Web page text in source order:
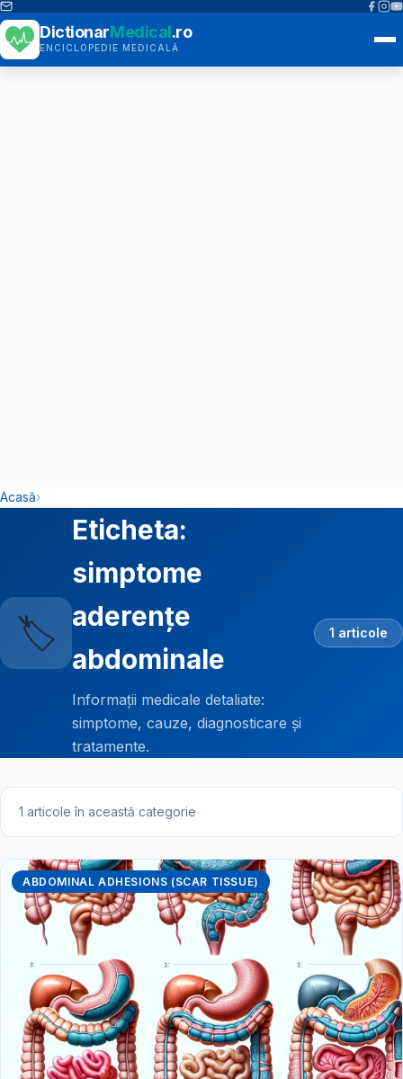
DictionarMedical.ro
ENCICLOPEDIE MEDICALĂ
Acasă›
🏷️
Eticheta:
simptome
aderențe
abdominale
Informații medicale detaliate:
simptome, cauze, diagnosticare și
tratamente.
1 articole
1 articole în această categorie
ABDOMINAL ADHESIONS (SCAR TISSUE)